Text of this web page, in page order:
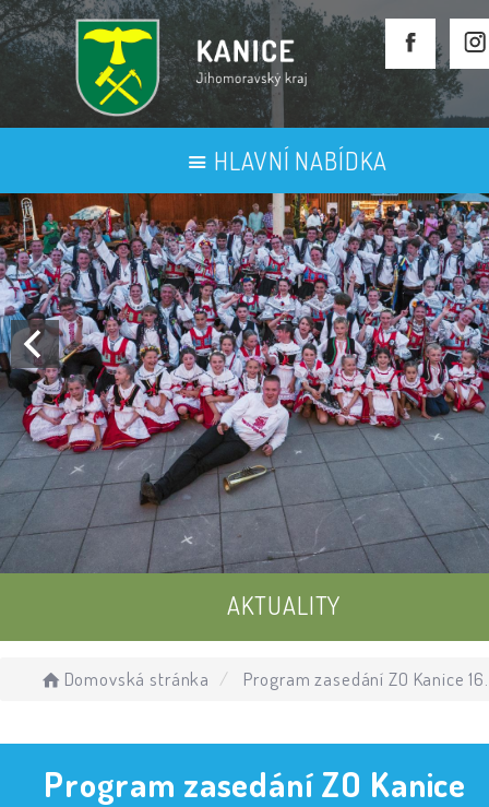
HLAVNÍ NABÍDKA
AKTUALITY
UDÁLOSTI
ÚŘEDNÍ DESKA
Domovská stránka Program zasedání ZO Kanice
Program zasedání ZO Kanice